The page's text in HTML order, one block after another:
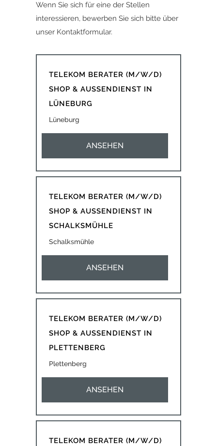
Wenn Sie sich für eine der Stellen
interessieren, bewerben Sie sich bitte über
unser Kontaktformular.
TELEKOM BERATER (M/W/D)
SHOP & AUSSENDIENST IN
LÜNEBURG
Lüneburg
ANSEHEN
TELEKOM BERATER (M/W/D)
SHOP & AUSSENDIENST IN
SCHALKSMÜHLE
Schalksmühle
ANSEHEN
TELEKOM BERATER (M/W/D)
SHOP & AUSSENDIENST IN
PLETTENBERG
Plettenberg
ANSEHEN
TELEKOM BERATER (M/W/D)